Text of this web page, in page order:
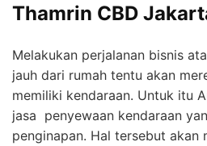
Thamrin CBD
Melakukan perjalanan bisnis
jauh dari rumah tentu akan
memiliki kendaraan. Untuk itu
jasa penyewaan kendaraan
penginapan. Hal tersebut akan